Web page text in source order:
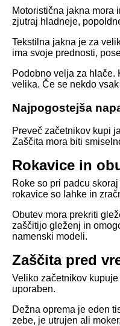
Motoristična jakna mora
zjutraj hladneje,
Tekstilna jakna je za
ima svoje prednosti,
Podobno velja za hlače.
velika. Če se nekdo
Najpogostejša
Preveč začetnikov kupi
Zaščita mora biti
Rokavice in
Roke so pri padcu
rokavice so lahke in
Obutev mora prekriti
zaščitijo gleženj in
namenski modeli.
Zaščita pred
Veliko začetnikov
uporaben.
Dežna oprema je eden
zebe, je utrujen ali